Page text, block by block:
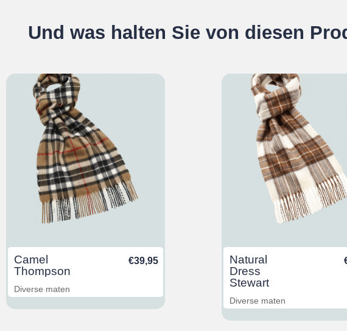
Und was halten Sie von diesen
Camel
Thompson
€39,95
Diverse maten
Natural
Dress
Stewart
Diverse maten